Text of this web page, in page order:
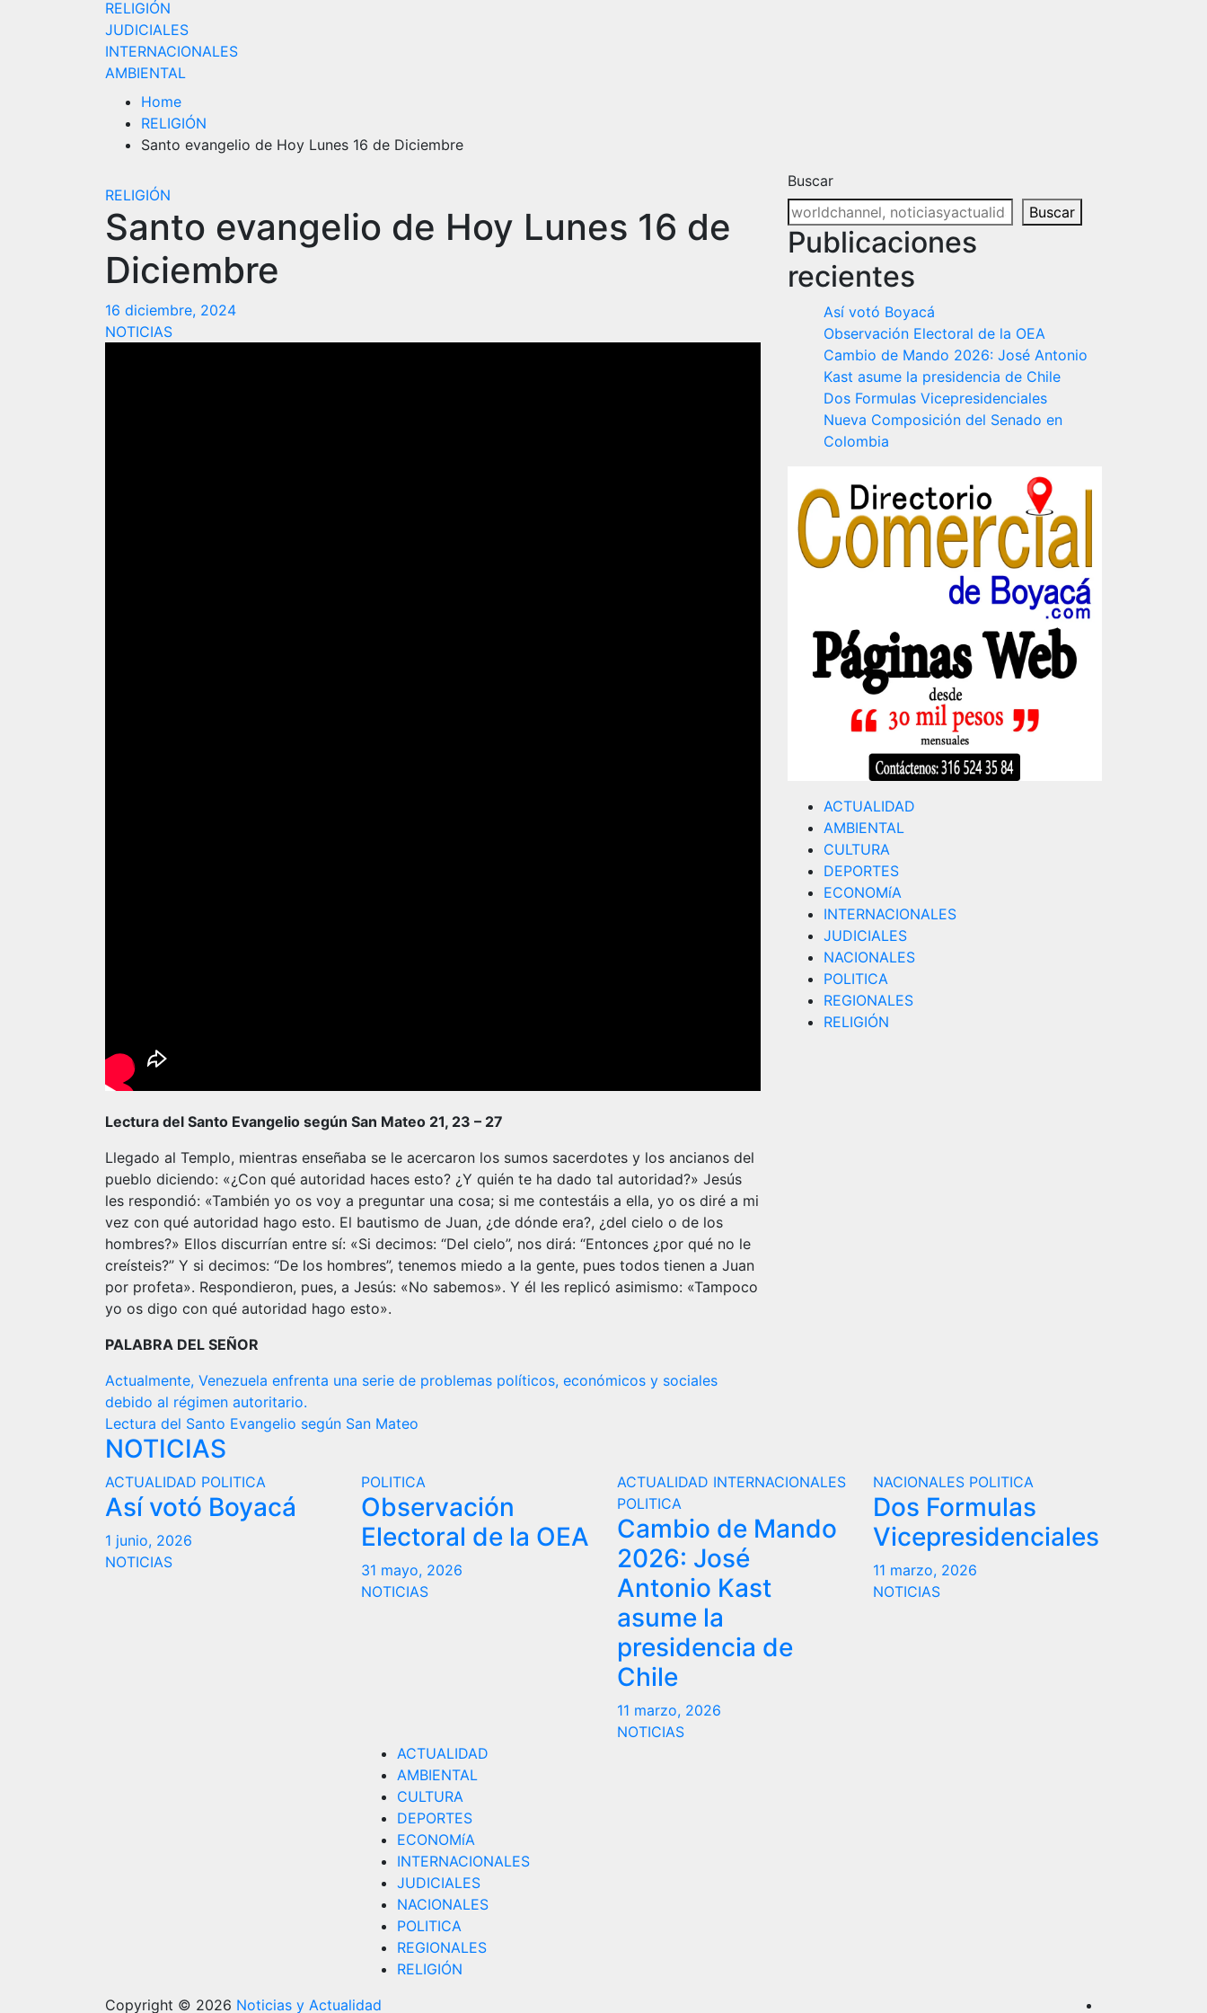
RELIGIÓN
JUDICIALES
INTERNACIONALES
AMBIENTAL
Home
RELIGIÓN
Santo evangelio de Hoy Lunes 16 de Diciembre
RELIGIÓN
Santo evangelio de Hoy Lunes 16 de
Diciembre
16 diciembre, 2024
NOTICIAS
Lectura del Santo Evangelio según San Mateo 21, 23 – 27
Llegado al Templo, mientras enseñaba se le acercaron los sumos sacerdotes y los ancianos del
pueblo diciendo: «¿Con qué autoridad haces esto? ¿Y quién te ha dado tal autoridad?» Jesús
les respondió: «También yo os voy a preguntar una cosa; si me contestáis a ella, yo os diré a mi
vez con qué autoridad hago esto. El bautismo de Juan, ¿de dónde era?, ¿del cielo o de los
hombres?» Ellos discurrían entre sí: «Si decimos: “Del cielo”, nos dirá: “Entonces ¿por qué no le
creísteis?” Y si decimos: “De los hombres”, tenemos miedo a la gente, pues todos tienen a Juan
por profeta». Respondieron, pues, a Jesús: «No sabemos». Y él les replicó asimismo: «Tampoco
yo os digo con qué autoridad hago esto».
PALABRA DEL SEÑOR
Navegación
de
entradas
Actualmente, Venezuela enfrenta una serie de problemas políticos, económicos y sociales
debido al régimen autoritario.
Lectura del Santo Evangelio según San Mateo
Buscar
Buscar
Publicaciones
recientes
Así votó Boyacá
Observación Electoral de la OEA
Cambio de Mando 2026: José Antonio
Kast asume la presidencia de Chile
Dos Formulas Vicepresidenciales
Nueva Composición del Senado en
Colombia
ACTUALIDAD
AMBIENTAL
CULTURA
DEPORTES
ECONOMíA
INTERNACIONALES
JUDICIALES
NACIONALES
POLITICA
REGIONALES
RELIGIÓN
NOTICIAS
ACTUALIDAD POLITICA
Así votó Boyacá
1 junio, 2026
NOTICIAS
POLITICA
Observación
Electoral de la OEA
31 mayo, 2026
NOTICIAS
ACTUALIDAD INTERNACIONALES
POLITICA
Cambio de Mando
2026: José
Antonio Kast
asume la
presidencia de
Chile
11 marzo, 2026
NOTICIAS
NACIONALES POLITICA
Dos Formulas
Vicepresidenciales
11 marzo, 2026
NOTICIAS
ACTUALIDAD
AMBIENTAL
CULTURA
DEPORTES
ECONOMíA
INTERNACIONALES
JUDICIALES
NACIONALES
POLITICA
REGIONALES
RELIGIÓN
Copyright © 2026 Noticias y Actualidad